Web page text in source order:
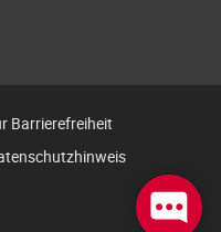
Barrierefreiheit